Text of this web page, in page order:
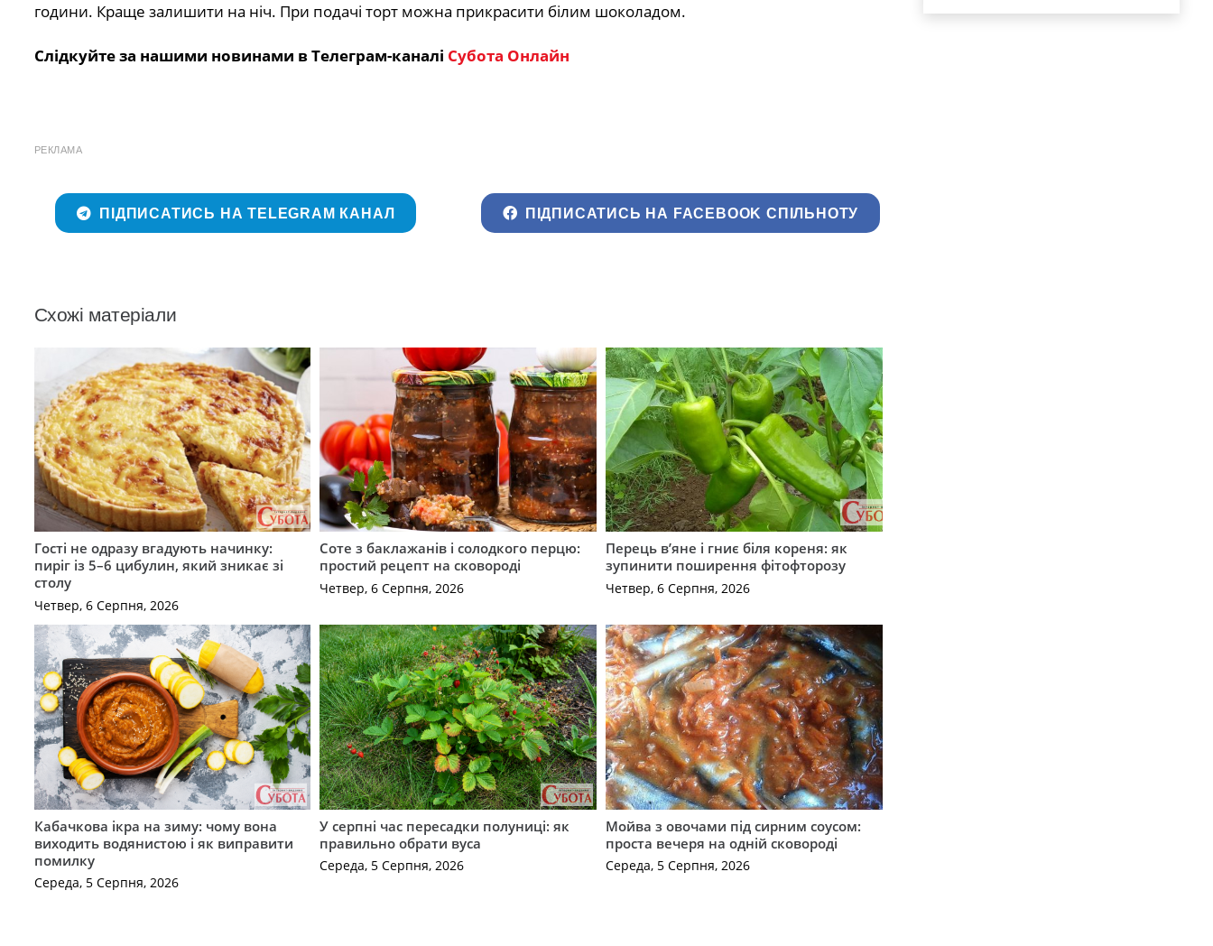
години. Краще залишити на ніч. При подачі торт можна прикрасити білим шоколадом.
Слідкуйте за нашими новинами в Телеграм-каналі Субота Онлайн
РЕКЛАМА
ПІДПИСАТИСЬ НА TELEGRAM КАНАЛ ПІДПИСАТИСЬ НА FACEBOOK СПІЛЬНОТУ
Схожі матеріали
Гості не одразу вгадують начинку:
пиріг із 5–6 цибулин, який зникає зі
столу
Четвер, 6 Серпня, 2026
Соте з баклажанів і солодкого перцю:
простий рецепт на сковороді
Четвер, 6 Серпня, 2026
Перець в’яне і гниє біля кореня: як
зупинити поширення фітофторозу
Четвер, 6 Серпня, 2026
Кабачкова ікра на зиму: чому вона
виходить водянистою і як виправити
помилку
Середа, 5 Серпня, 2026
У серпні час пересадки полуниці: як
правильно обрати вуса
Середа, 5 Серпня, 2026
Мойва з овочами під сирним соусом:
проста вечеря на одній сковороді
Середа, 5 Серпня, 2026